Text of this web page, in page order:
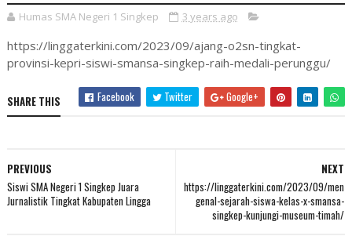
Humas SMA Negeri 1 Singkep 3 years ago
https://linggaterkini.com/2023/09/ajang-o2sn-tingkat-
provinsi-kepri-siswi-smansa-singkep-raih-medali-perunggu/
SHARE THIS Facebook Twitter Google+
NEXT
https://linggaterkini.com/2023/09/men
genal-sejarah-siswa-kelas-x-smansa-
singkep-kunjungi-museum-timah/
PREVIOUS
Siswi SMA Negeri 1 Singkep Juara
Jurnalistik Tingkat Kabupaten Lingga